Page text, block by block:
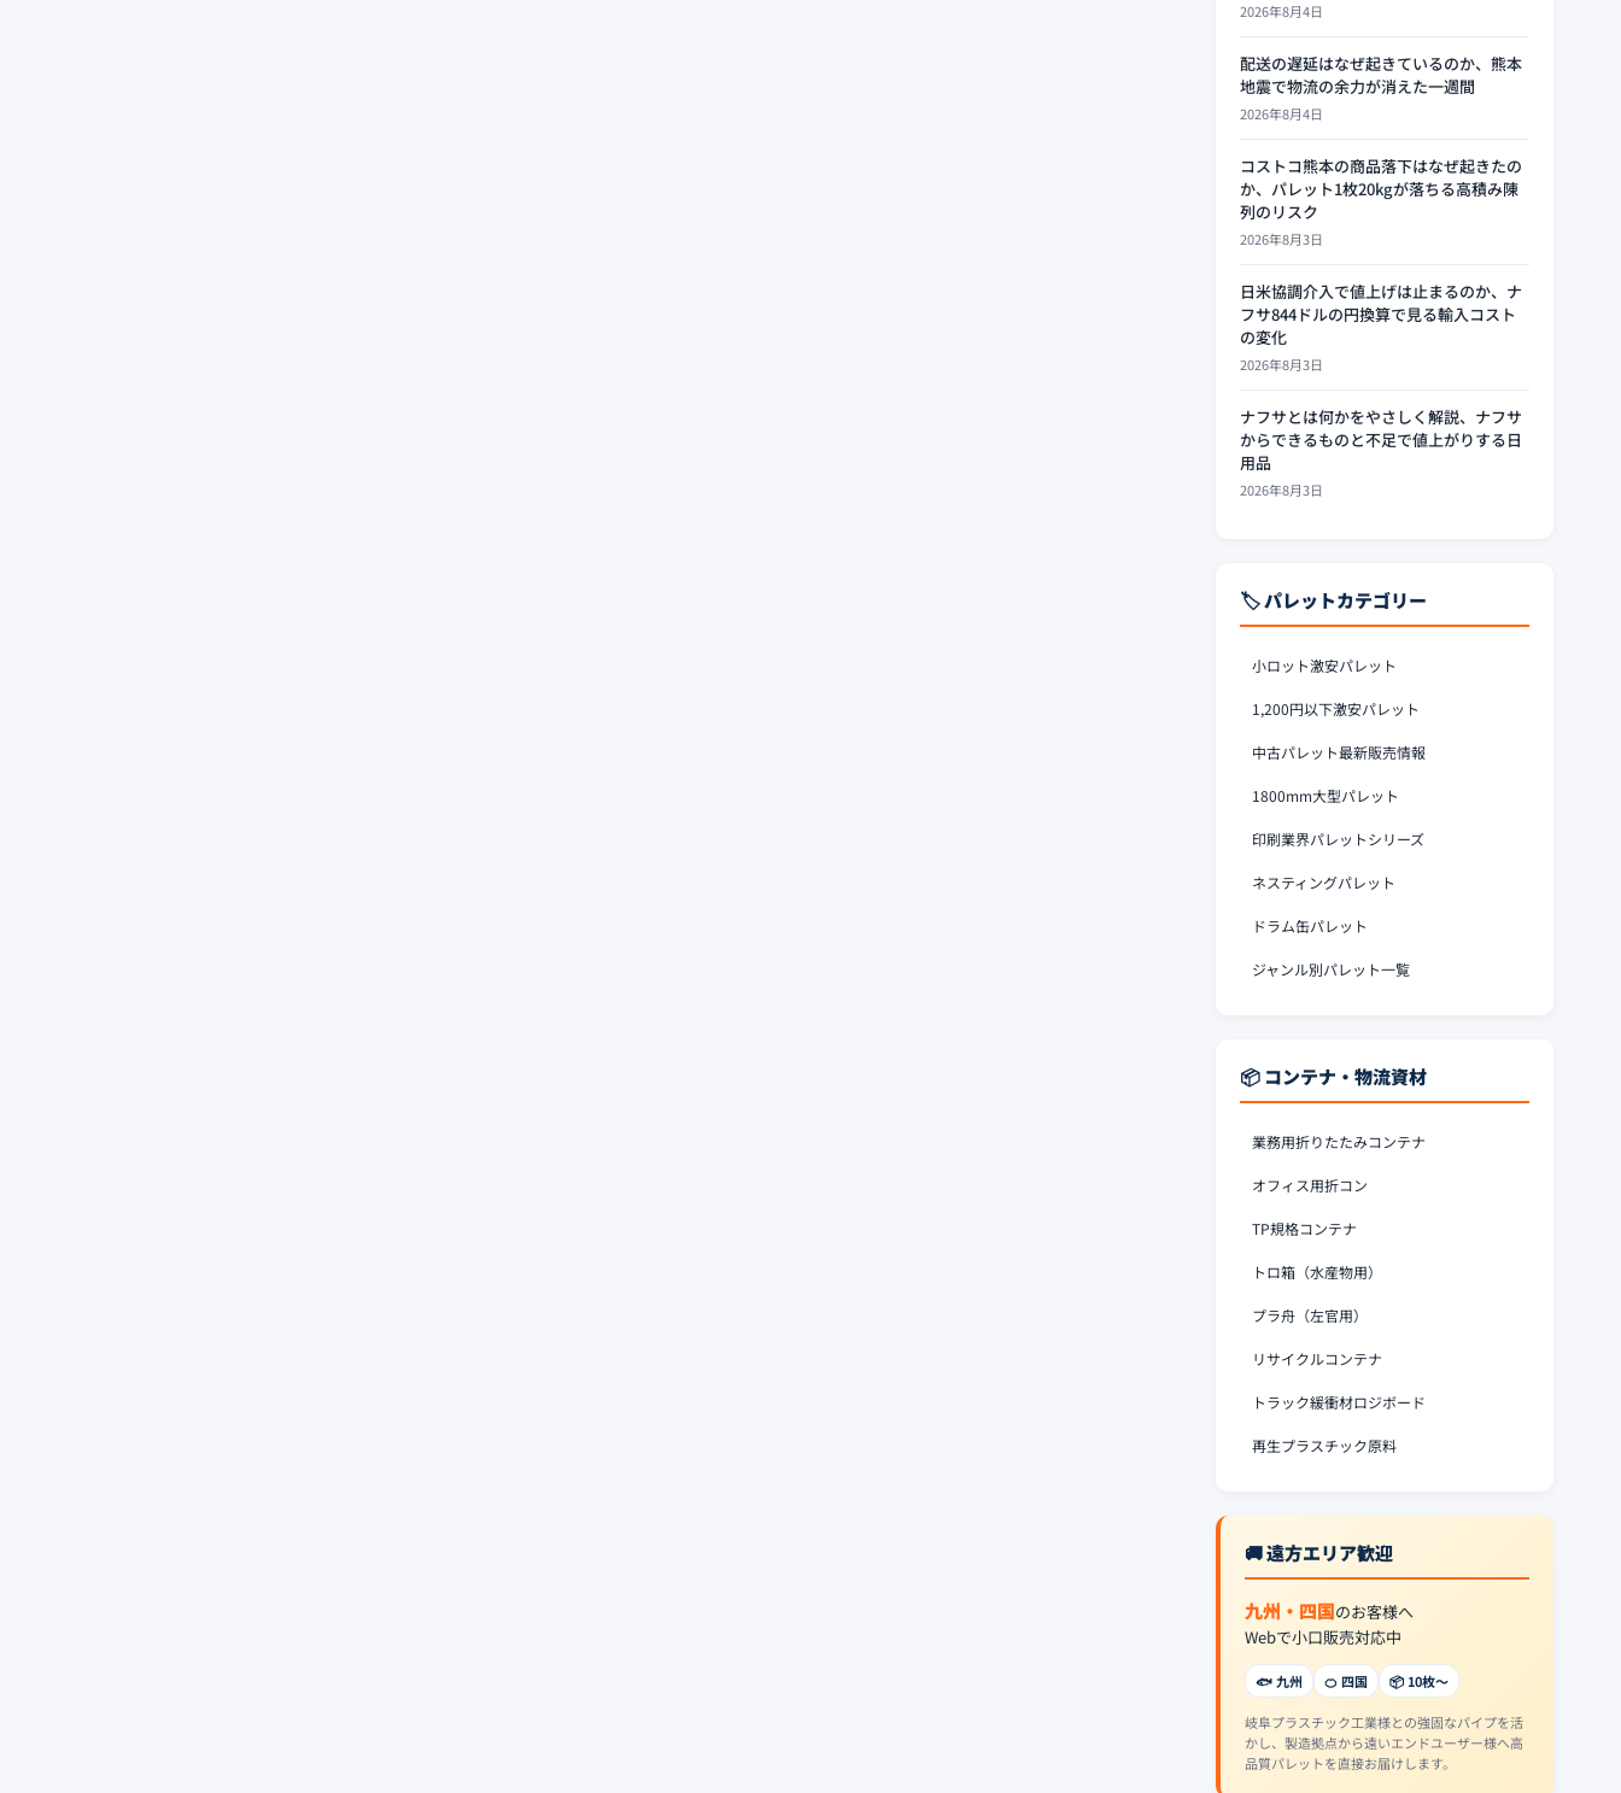
2026年8月4日
配送の遅延はなぜ起きているのか、熊本
地震で物流の余力が消えた一週間
2026年8月4日
コストコ熊本の商品落下はなぜ起きたの
か、パレット1枚20kgが落ちる高積み陳
列のリスク
2026年8月3日
日米協調介入で値上げは止まるのか、ナ
フサ844ドルの円換算で見る輸入コスト
の変化
2026年8月3日
ナフサとは何かをやさしく解説、ナフサ
からできるものと不足で値上がりする日
用品
2026年8月3日
🏷️ パレットカテゴリー
小ロット激安パレット
1,200円以下激安パレット
中古パレット最新販売情報
1800mm大型パレット
印刷業界パレットシリーズ
ネスティングパレット
ドラム缶パレット
ジャンル別パレット一覧
📦 コンテナ・物流資材
業務用折りたたみコンテナ
オフィス用折コン
TP規格コンテナ
トロ箱（水産物用）
プラ舟（左官用）
リサイクルコンテナ
トラック緩衝材ロジボード
再生プラスチック原料
🚚 遠方エリア歓迎
九州・四国のお客様へ
Webで小口販売対応中
🐟 九州 🍊 四国 📦 10枚〜
岐阜プラスチック工業様との強固なパイプを活
かし、製造拠点から遠いエンドユーザー様へ高
品質パレットを直接お届けします。